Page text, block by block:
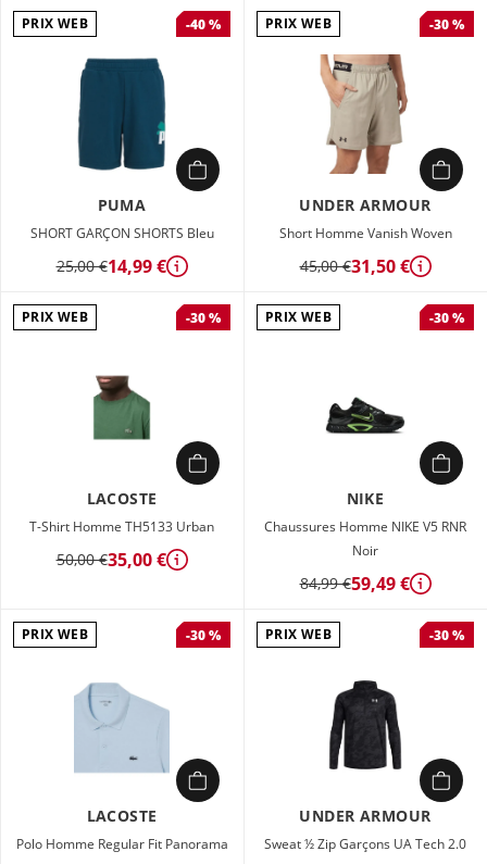
PRIX WEB -40 %
PUMA
SHORT GARÇON SHORTS Bleu
25,00 €14,99 € Détails
PRIX WEB -30 %
UNDER ARMOUR
Short Homme Vanish Woven
45,00 €31,50 € Détails
PRIX WEB -30 %
LACOSTE
T-Shirt Homme TH5133 Urban
50,00 €35,00 € Détails
PRIX WEB -30 %
NIKE
Chaussures Homme NIKE V5 RNR
Noir
84,99 €59,49 € Détails
PRIX WEB -30 %
LACOSTE
Polo Homme Regular Fit Panorama
PRIX WEB -30 %
UNDER ARMOUR
Sweat ½ Zip Garçons UA Tech 2.0